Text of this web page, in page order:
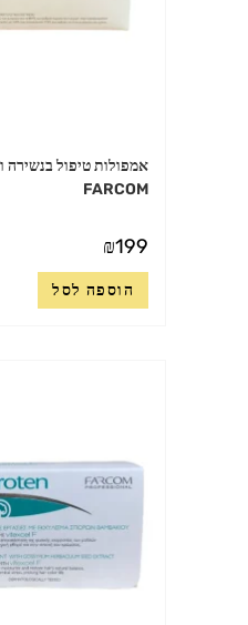
FARCOM
₪199
הוספה לסל